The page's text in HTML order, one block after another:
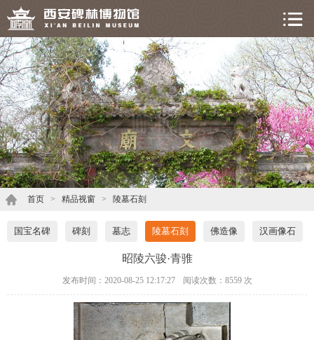
首页 > 精品视窗 > 陵墓石刻
国宝名碑 碑刻 墓志 陵墓石刻 佛造像 汉画像石
昭陵六骏·青骓
发布时间：2020-08-25 12:17:27 阅读次数： 8559 次